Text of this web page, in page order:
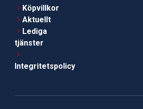
Köpvillkor
Aktuellt
Lediga
tjänster
Integritetspolicy